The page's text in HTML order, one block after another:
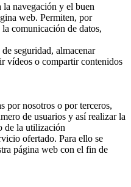
la navegación y el buen
web. Permiten, por
comunicación de datos,
seguridad, almacenar
vídeos o compartir contenidos
por nosotros o por terceros,
de usuarios y así realizar la
de la utilización
ofertado. Para ello se
página web con el fin de